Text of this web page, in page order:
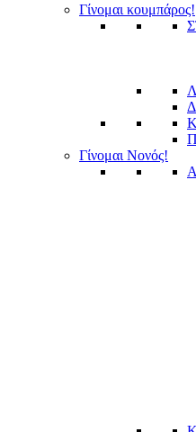
Γίνομαι κουμπάρος!
Γίνομαι Νονός!